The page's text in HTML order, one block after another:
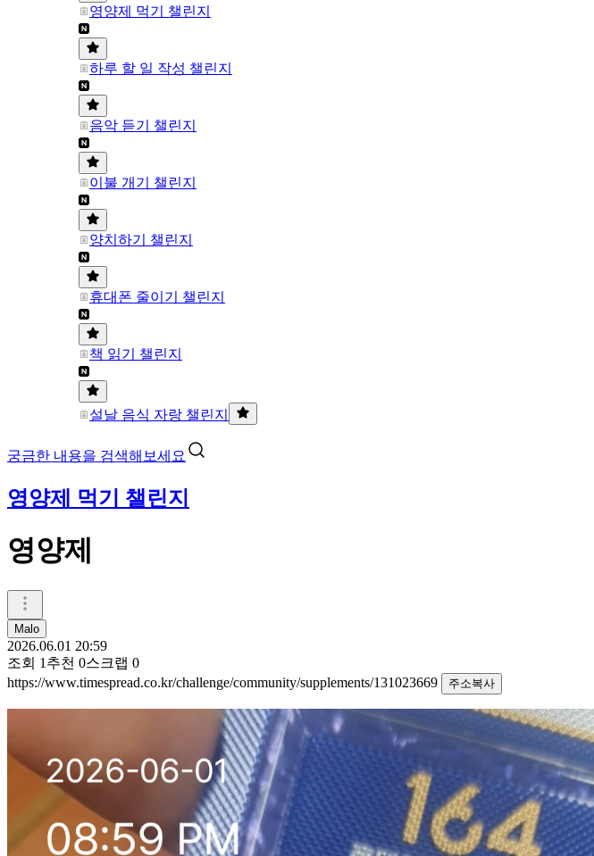
영양제 먹기 챌린지
하루 할 일 작성 챌린지
음악 듣기 챌린지
이불 개기 챌린지
양치하기 챌린지
휴대폰 줄이기 챌린지
책 읽기 챌린지
설날 음식 자랑 챌린지
궁금한 내용을 검색해보세요
영양제 먹기 챌린지
영양제
Malo
2026.06.01 20:59
조회 1 추천 0스크랩 0
https://www.timespread.co.kr/challenge/community/supplements/131023669
주소복사